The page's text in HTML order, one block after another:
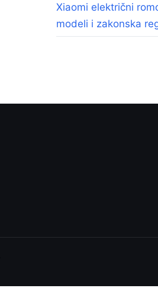
Xiaomi električni
modeli i zakonska